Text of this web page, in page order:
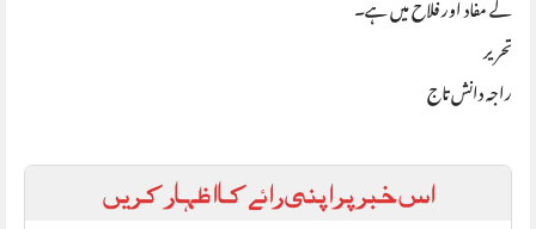
تحریر
راجہ دانش تاج
اس خبر پر اپنی رائے کا اظہار کریں